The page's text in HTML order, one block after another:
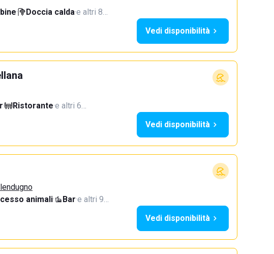
· Doccia calda·e altri 8…
Vedi disponibilità
· Ristorante·e altri 6…
Vedi disponibilità
animali· Bar·e altri 9…
Vedi disponibilità